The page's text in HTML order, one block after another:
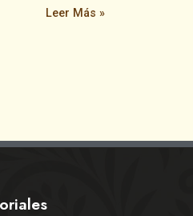
Leer Más »